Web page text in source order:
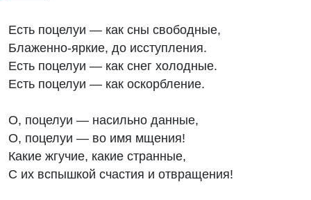
Есть поцелуи — как сны свободные,
Блаженно-яркие, до исступления.
Есть поцелуи — как снег холодные.
Есть поцелуи — как оскорбление.
О, поцелуи — насильно данные,
О, поцелуи — во имя мщения!
Какие жгучие, какие странные,
С их вспышкой счастия и отвращения!